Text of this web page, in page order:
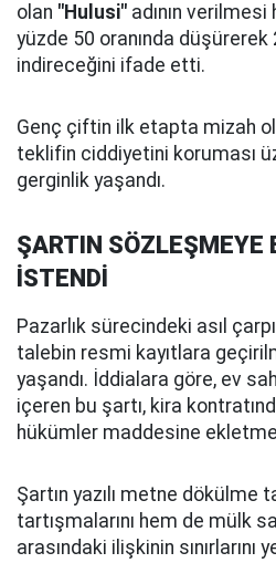
olan "Hulusi" adının
yüzde 50 oranında düşürerek
indireceğini ifade etti.
Genç çiftin ilk etapta mizah
teklifin ciddiyetini koruması
gerginlik yaşandı.
ŞARTIN SÖZLEŞMEYE
İSTENDİ
Pazarlık sürecindeki asıl
talebin resmi kayıtlara
yaşandı. İddialara göre, ev
içeren bu şartı, kira
hükümler maddesine
Şartın yazılı metne dökülme
tartışmalarını hem de mülk
arasındaki ilişkinin sınırlarını